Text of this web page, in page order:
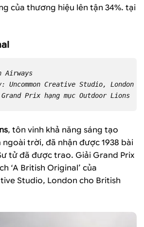
của thương hiệu lên tận 34%. tại
Uncommon Creative Studio, London
Prix hạng mục Outdoor Lions
, tôn vinh khả năng sáng tạo
trời, đã nhận được 1938 bài
tử đã được trao. Giải Grand Prix
‘A British Original’ của
Studio, London cho British